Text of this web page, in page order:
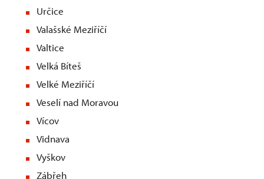
Určice
Valašské Meziříčí
Valtice
Velká Bíteš
Velké Meziříčí
Veselí nad Moravou
Vícov
Vidnava
Vyškov
Zábřeh